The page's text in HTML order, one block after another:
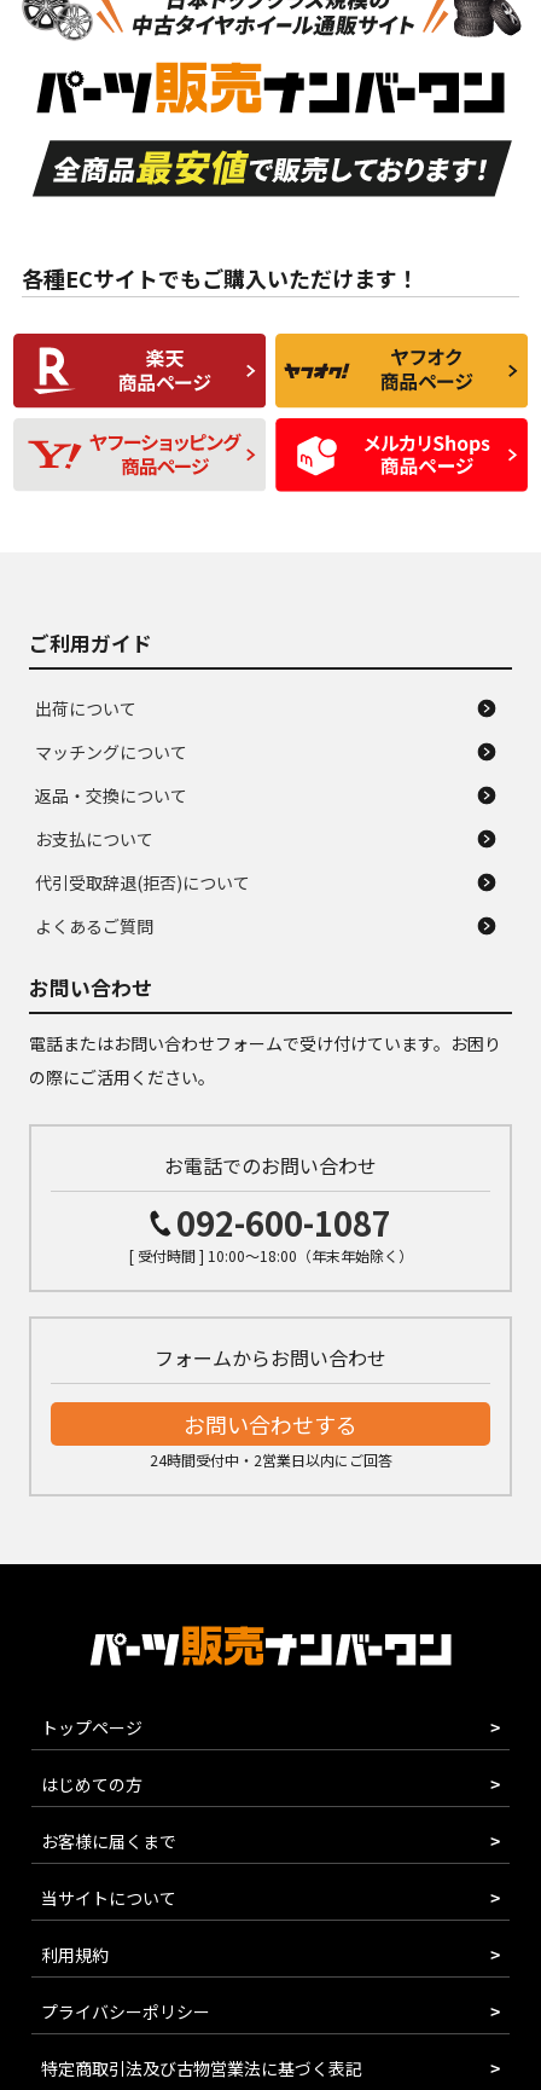
S
品）
S
新車外し品（新古
付き
A
走行距離も少なく、
目立つ傷もほとんど
ない中古品
A
走行距離も少なく、
非常に状態の良い中
古品
な中古品
んどない中古品
C
比較的きれいな中古
品
C
られるが、使用に問
題のない中古品
D
使用感や目立つ傷が
あり、一般的な中古
品
D
残り溝も少なく、偏
磨耗がみられ、短期
間使用できるくらい
の中古品
各種ECサイトでもご購入いただけます！
ご利用ガイド
出荷について
マッチングについて
返品・交換について
お支払について
代引受取辞退(拒否)について
よくあるご質問
お問い合わせ
電話またはお問い合わせフォームで受け付けています。お困り
の際にご活用ください。
お電話でのお問い合わせ
092-600-1087
[ 受付時間 ] 10:00～18:00（年末年始除く）
フォームからお問い合わせ
お問い合わせする
24時間受付中・2営業日以内にご回答
トップページ
はじめての方
お客様に届くまで
当サイトについて
利用規約
プライバシーポリシー
特定商取引法及び古物営業法に基づく表記